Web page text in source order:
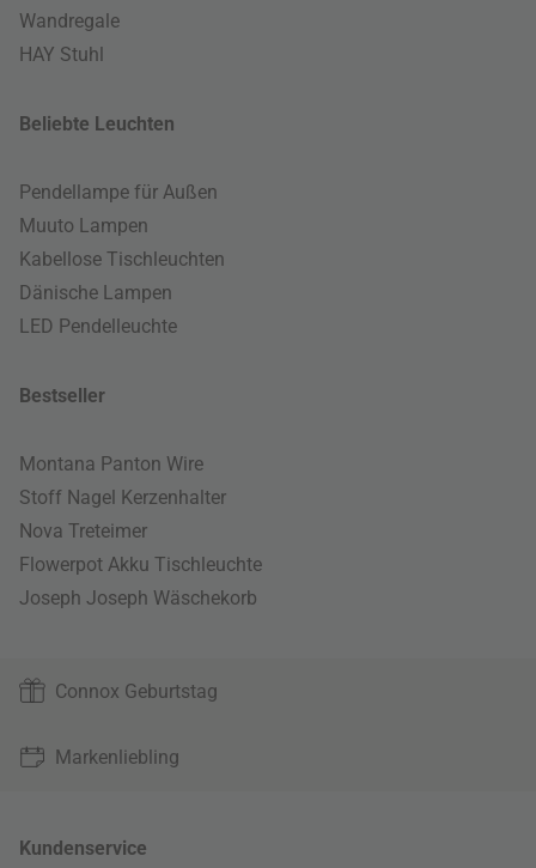
Wandregale
HAY Stuhl
Beliebte Leuchten
Pendellampe für Außen
Muuto Lampen
Kabellose Tischleuchten
Dänische Lampen
LED Pendelleuchte
Bestseller
Montana Panton Wire
Stoff Nagel Kerzenhalter
Nova Treteimer
Flowerpot Akku Tischleuchte
Joseph Joseph Wäschekorb
Connox Geburtstag
Markenliebling
Kundenservice